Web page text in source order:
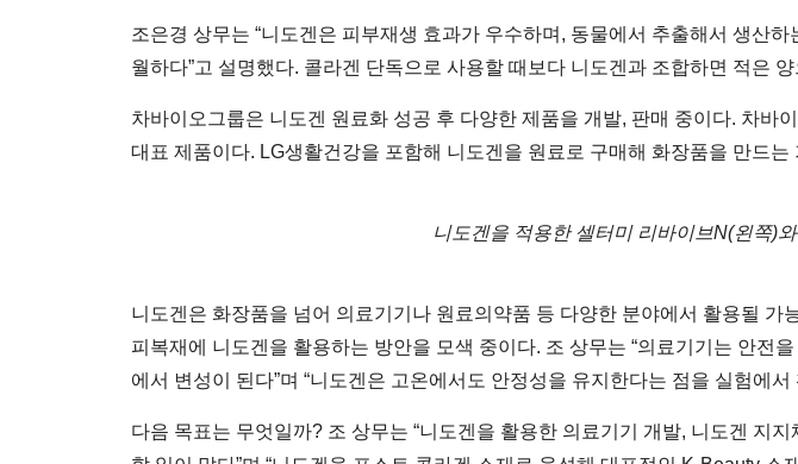
조은경 상무는 “니도겐은 피부재생 효과가 우수하며, 동물에서 추출해서 생산
월하다”고 설명했다. 콜라겐 단독으로 사용할 때보다 니도겐과 조합하면 적은
차바이오그룹은 니도겐 원료화 성공 후 다양한 제품을 개발, 판매 중이다. 차바
대표 제품이다. LG생활건강을 포함해 니도겐을 원료로 구매해 화장품을 만드는
니도겐을 적용한 셀터미 리바이브N(왼쪽)
니도겐은 화장품을 넘어 의료기기나 원료의약품 등 다양한 분야에서 활용될
피복재에 니도겐을 활용하는 방안을 모색 중이다. 조 상무는 “의료기기는 안전
에서 변성이 된다”며 “니도겐은 고온에서도 안정성을 유지한다는 점을 실험에
다음 목표는 무엇일까? 조 상무는 “니도겐을 활용한 의료기기 개발, 니도겐 지